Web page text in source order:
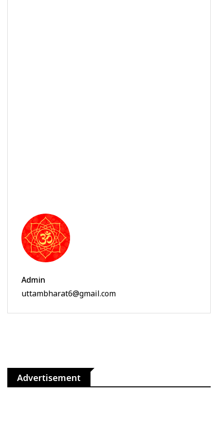
Admin
uttambharat6@gmail.com
Advertisement